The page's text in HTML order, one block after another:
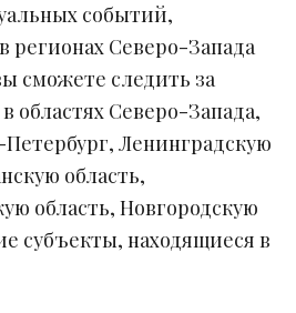
событий,
регионах Северо-Запада
сможете следить за
областях Северо-Запада,
Ленинградскую
область,
область, Новгородскую
субъекты, находящиеся в